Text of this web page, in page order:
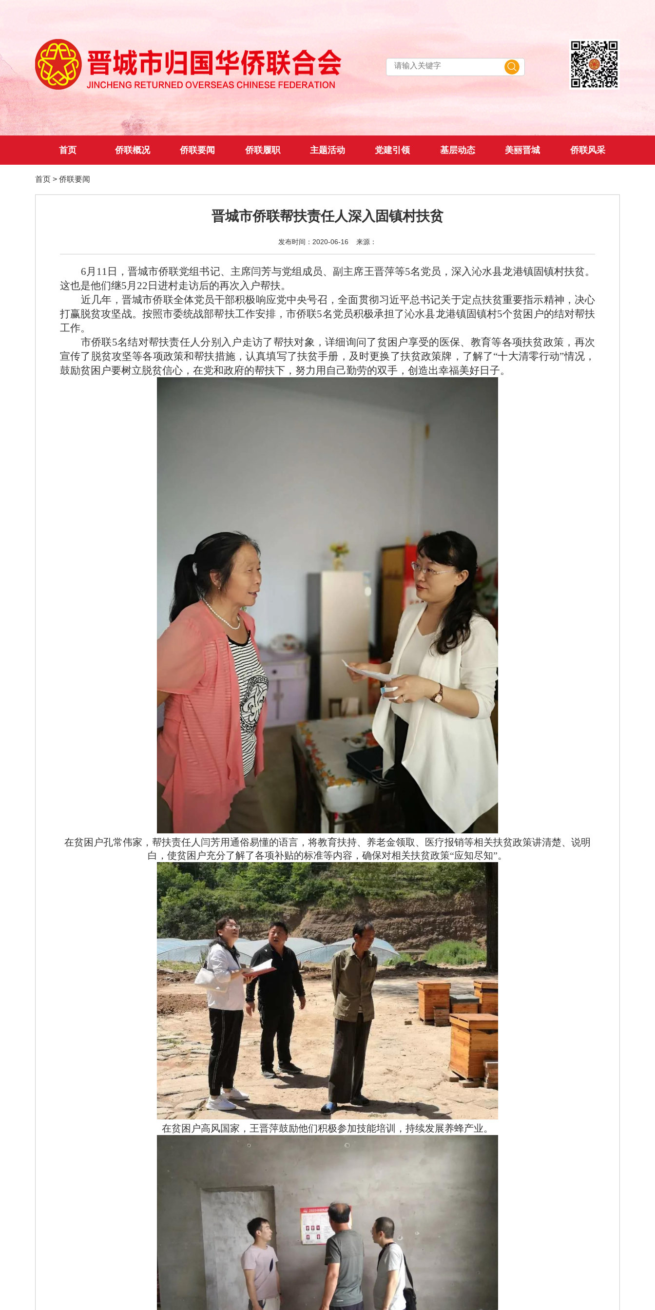
首页 侨联概况 侨联要闻 侨联履职 主题活动 党建引领 基层动态 美丽晋城 侨联风采
首页 > 侨联要闻
晋城市侨联帮扶责任人深入固镇村扶贫
发布时间：2020-06-16 来源：
6月11日，晋城市侨联党组书记、主席闫芳与党组成员、副主席王晋萍等5名党员，深入沁水县龙港镇固镇村扶贫。
这也是他们继5月22日进村走访后的再次入户帮扶。
近几年，晋城市侨联全体党员干部积极响应党中央号召，全面贯彻习近平总书记关于定点扶贫重要指示精神，决心
打赢脱贫攻坚战。按照市委统战部帮扶工作安排，市侨联5名党员积极承担了沁水县龙港镇固镇村5个贫困户的结对帮扶
工作。
市侨联5名结对帮扶责任人分别入户走访了帮扶对象，详细询问了贫困户享受的医保、教育等各项扶贫政策，再次
宣传了脱贫攻坚等各项政策和帮扶措施，认真填写了扶贫手册，及时更换了扶贫政策牌，了解了“十大清零行动”情况，
鼓励贫困户要树立脱贫信心，在党和政府的帮扶下，努力用自己勤劳的双手，创造出幸福美好日子。
在贫困户孔常伟家，帮扶责任人闫芳用通俗易懂的语言，将教育扶持、养老金领取、医疗报销等相关扶贫政策讲清楚、说明
白，使贫困户充分了解了各项补贴的标准等内容，确保对相关扶贫政策“应知尽知”。
在贫困户高风国家，王晋萍鼓励他们积极参加技能培训，持续发展养蜂产业。